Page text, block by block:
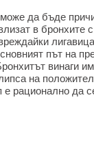
да бъде
в бронхите
път на
винаги
на
рационално да